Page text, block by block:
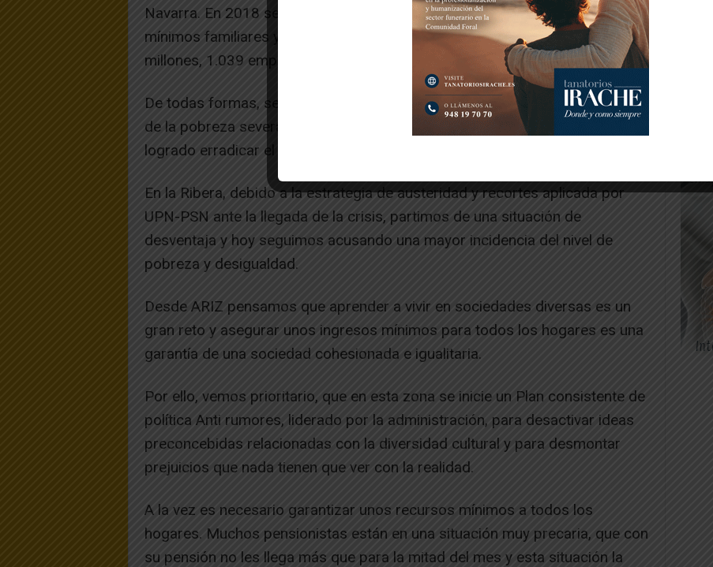
Navarra. En 2018 se destinaron 82,9 millones de euros a estos ingresos
mínimos familiares y en 2019 se ha valorado un retorno económico de 83
millones, 1.039 empleos y 13,89 millones de recaudación fiscal.
De todas formas, según los últimos datos no se consigue superar el umbral
de la pobreza severa por la mayoría de los hogares que la sufren y no se ha
logrado erradicar el impacto de la crisis. Queda mucho por hacer.
En la Ribera, debido a la estrategia de austeridad y recortes aplicada por
UPN-PSN ante la llegada de la crisis, partimos de una situación de
desventaja y hoy seguimos acusando una mayor incidencia del nivel de
pobreza y desigualdad.
Desde ARIZ pensamos que aprender a vivir en sociedades diversas es un
gran reto y asegurar unos ingresos mínimos para todos los hogares es una
garantía de una sociedad cohesionada e igualitaria.
Por ello, vemos prioritario, que en esta zona se inicie un Plan consistente de
política Anti rumores, liderado por la administración, para desactivar ideas
preconcebidas relacionadas con la diversidad cultural y para desmontar
prejuicios que nada tienen que ver con la realidad.
A la vez es necesario garantizar unos recursos mínimos a todos los
hogares. Muchos pensionistas están en una situación muy precaria, que con
su pensión no les llega más que para la mitad del mes y esta situación la